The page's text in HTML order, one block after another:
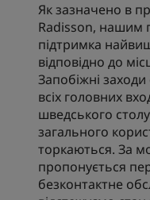
Як зазначено в
Radisson, нашим
підтримка
відповідно до
Запобіжні
всіх головних
шведського
загального
торкаються. За
пропонується
безконтактне